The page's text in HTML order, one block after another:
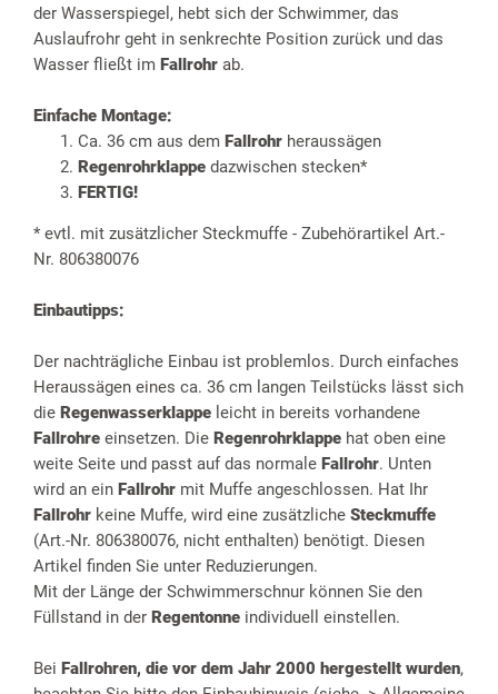
der Wasserspiegel, hebt sich der Schwimmer, das
Auslaufrohr geht in senkrechte Position zurück und das
Wasser fließt im Fallrohr ab.
Einfache Montage:
Ca. 36 cm aus dem Fallrohr heraussägen
Regenrohrklappe dazwischen stecken*
FERTIG!
* evtl. mit zusätzlicher Steckmuffe - Zubehörartikel Art.-
Nr. 806380076
Einbautipps:
Der nachträgliche Einbau ist problemlos. Durch einfaches
Heraussägen eines ca. 36 cm langen Teilstücks lässt sich
die Regenwasserklappe leicht in bereits vorhandene
Fallrohre einsetzen. Die Regenrohrklappe hat oben eine
weite Seite und passt auf das normale Fallrohr. Unten
wird an ein Fallrohr mit Muffe angeschlossen. Hat Ihr
Fallrohr keine Muffe, wird eine zusätzliche Steckmuffe
(Art.-Nr. 806380076, nicht enthalten) benötigt. Diesen
Artikel finden Sie unter Reduzierungen.
Mit der Länge der Schwimmerschnur können Sie den
Füllstand in der Regentonne individuell einstellen.
Bei Fallrohren, die vor dem Jahr 2000 hergestellt wurden,